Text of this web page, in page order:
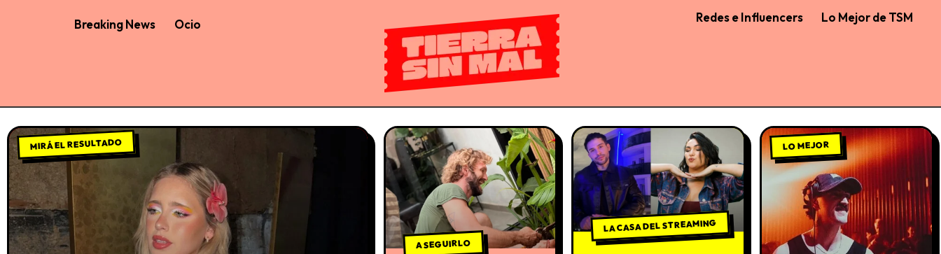
Breaking News Ocio Redes e Influencers Lo Mejor de TSM
MIRÁ EL RESULTADO
A SEGUIRLO
LA CASA DEL STREAMING
LO MEJOR